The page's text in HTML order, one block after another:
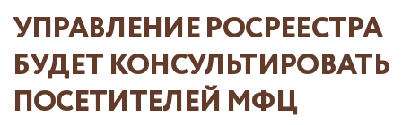
УПРАВЛЕНИЕ РОСРЕЕСТРА
БУДЕТ КОНСУЛЬТИРОВАТЬ
ПОСЕТИТЕЛЕЙ МФЦ